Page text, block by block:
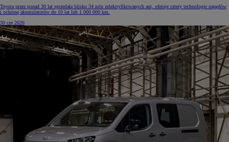
Toyota przez ponad 30 lat sprzedała blisko 34 mln zelektryfikowanych aut, oferuje cztery technologie napędów
i ochronę akumulatorów do 10 lat lub 1 000 000 km.
30 cze 2026